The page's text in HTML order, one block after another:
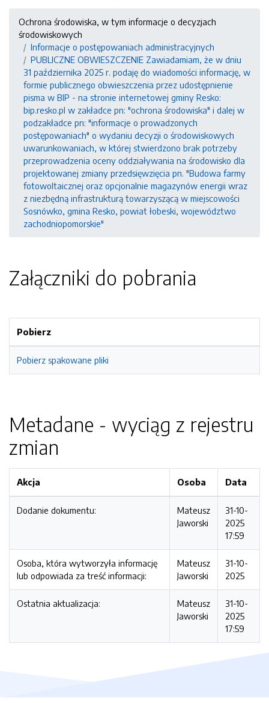
Ochrona środowiska, w tym informacje o decyzjach
środowiskowych
Informacje o postępowaniach administracyjnych
PUBLICZNE OBWIESZCZENIE Zawiadamiam, że w dniu
31 października 2025 r. podaję do wiadomości informację, w
formie publicznego obwieszczenia przez udostępnienie
pisma w BIP - na stronie internetowej gminy Resko:
bip.resko.pl w zakładce pn: "ochrona środowiska" i dalej w
podzakładce pn: "informacje o prowadzonych
postępowaniach" o wydaniu decyzji o środowiskowych
uwarunkowaniach, w której stwierdzono brak potrzeby
przeprowadzenia oceny oddziaływania na środowisko dla
projektowanej zmiany przedsięwzięcia pn. "Budowa farmy
fotowoltaicznej oraz opcjonalnie magazynów energii wraz
z niezbędną infrastrukturą towarzyszącą w miejscowości
Sosnówko, gmina Resko, powiat łobeski, województwo
zachodniopomorskie"
Załączniki do pobrania
Pobierz
Pobierz spakowane pliki
Metadane - wyciąg z rejestru
zmian
Akcja Osoba Data
Dodanie dokumentu:
Mateusz
Jaworski
31-10-
2025
17:59
Osoba, która wytworzyła informację
lub odpowiada za treść informacji:
Mateusz
Jaworski
31-10-
2025
Ostatnia aktualizacja:
Mateusz
Jaworski
31-10-
2025
17:59